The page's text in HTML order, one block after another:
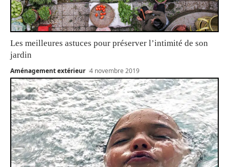
Les meilleures astuces pour préserver l’intimité de son
jardin
Aménagement extérieur 4 novembre 2019